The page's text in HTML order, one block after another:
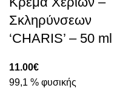
Σκληρύνσεων
‘CHARIS’ – 50 ml
11.00€
99,1 % φυσικής